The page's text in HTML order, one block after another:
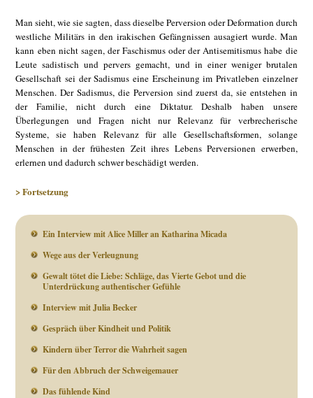
Man sieht, wie sie sagten, dass dieselbe Perversion oder Deformation durch
westliche Militärs in den irakischen Gefängnissen ausagiert wurde. Man
kann eben nicht sagen, der Faschismus oder der Antisemitismus habe die
Leute sadistisch und pervers gemacht, und in einer weniger brutalen
Gesellschaft sei der Sadismus eine Erscheinung im Privatleben einzelner
Menschen. Der Sadismus, die Perversion sind zuerst da, sie entstehen in
der Familie, nicht durch eine Diktatur. Deshalb haben unsere
Überlegungen und Fragen nicht nur Relevanz für verbrecherische
Systeme, sie haben Relevanz für alle Gesellschaftsformen, solange
Menschen in der frühesten Zeit ihres Lebens Perversionen erwerben,
erlernen und dadurch schwer beschädigt werden.
> Fortsetzung
Ein Interview mit Alice Miller an Katharina Micada
Wege aus der Verleugnung
Gewalt tötet die Liebe: Schläge, das Vierte Gebot und die
Unterdrückung authentischer Gefühle
Interview mit Julia Becker
Gespräch über Kindheit und Politik
Kindern über Terror die Wahrheit sagen
Für den Abbruch der Schweigemauer
Das fühlende Kind